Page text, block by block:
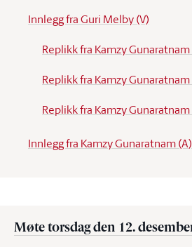
Innlegg fra Guri Melby (V)
Replikk fra Kamzy Gunaratnam
Replikk fra Kamzy Gunaratnam
Replikk fra Kamzy Gunaratnam
Innlegg fra Kamzy Gunaratnam (A)
Møte torsdag den 12.